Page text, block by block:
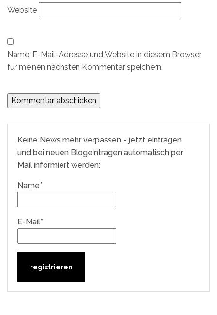
Website
Name, E-Mail-Adresse und Website in diesem Browser
für meinen nächsten Kommentar speichern.
Keine News mehr verpassen - jetzt eintragen
und bei neuen Blogeintragen automatisch per
Mail informiert werden:
Name*
E-Mail*